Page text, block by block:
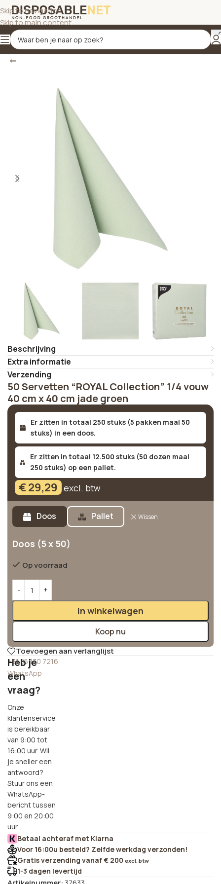
Skip to navigation
Skip to main content
Terug Home/Servetten
Beschrijving
Extra informatie
Verzending
50 Servetten “ROYAL Collection” 1/4 vouw
40 cm x 40 cm jade groen
Er zitten in totaal 250 stuks (5 pakken maal 50
stuks) in een doos.
Er zitten in totaal 12.500 stuks (50 dozen maal
250 stuks) op een pallet.
€29,29 excl. btw
Doos Pallet Wissen
Doos (5 x 50)
Op voorraad
In winkelwagen
Koop nu
Alternative:
Toevoegen aan verlanglijst
+31 85 130 7216
WhatsApp
Heb je
een
vraag?
Onze
klantenservice
is bereikbaar
van 9:00 tot
16:00 uur. Wil
je sneller een
antwoord?
Stuur ons een
WhatsApp-
bericht tussen
9:00 en 20:00
uur.
Betaal achteraf met Klarna
Voor 16:00u besteld? Zelfde werkdag verzonden!
Gratis verzending vanaf € 200 excl. btw
1-3 dagen levertijd